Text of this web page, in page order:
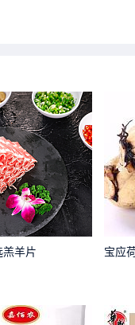
羔羊片 宝应